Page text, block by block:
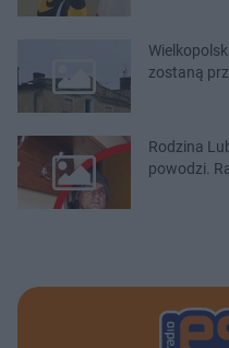
zostaną
Rodzina
powodzi.